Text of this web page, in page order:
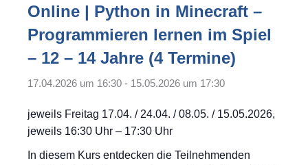
Online | Python in Minecraft –
Programmieren lernen im Spiel
– 12 – 14 Jahre (4 Termine)
17.04.2026 um 16:30 - 15.05.2026 um 17:30
jeweils Freitag 17.04. / 24.04. / 08.05. / 15.05.2026,
jeweils 16:30 Uhr – 17:30 Uhr
In diesem Kurs entdecken die Teilnehmenden